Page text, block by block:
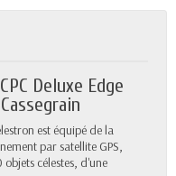
Deluxe Edge
est équipé de la
par satellite GPS,
célestes, d'une